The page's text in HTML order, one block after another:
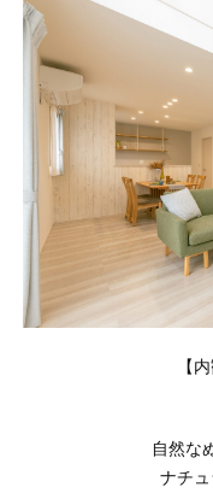
【
自然な
ナチュ